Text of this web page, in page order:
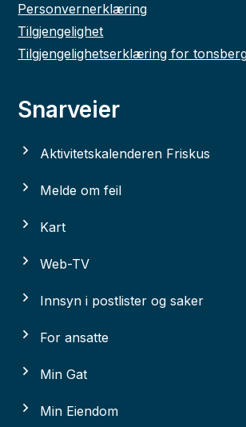
Personvernerklæring
Tilgjengelighet
Tilgjengelighetserklæring for
Snarveier
Aktivitetskalenderen Friskus
Melde om feil
Kart
Web-TV
Innsyn i postlister og saker
For ansatte
Min Gat
Min Eiendom